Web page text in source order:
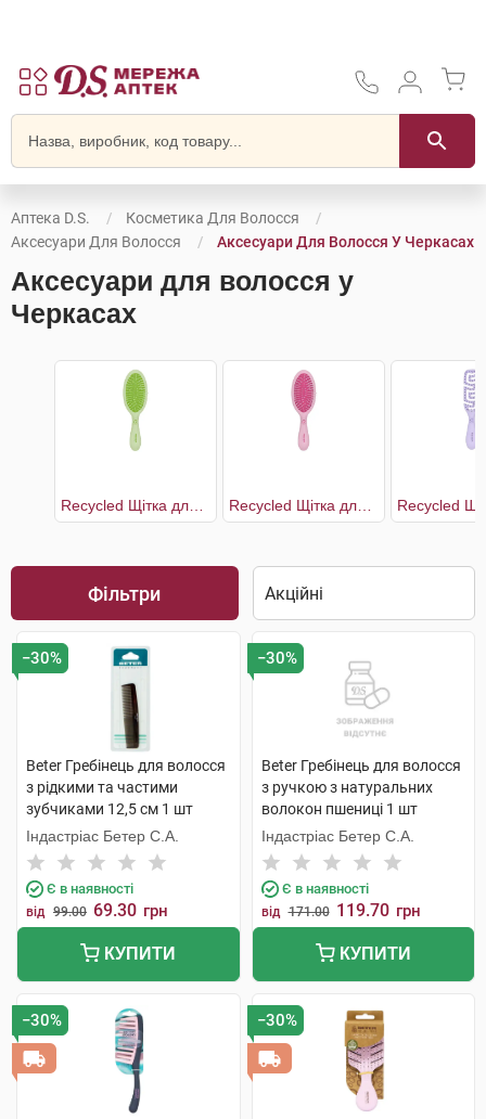
Аптека D.S.
Косметика Для Волосся
Аксесуари Для Волосся
Аксесуари Для Волосся У Черкасах
Аксесуари для волосся у
Черкасах
Фільтри
−30%
Beter Гребінець для волосся
з рідкими та частими
зубчиками 12,5 см 1 шт
Індастріас Бетер С.А.
Є в наявності
від 99.00 69.30 грн
КУПИТИ
−30%
Beter Гребінець для волосся
з ручкою з натуральних
волокон пшениці 1 шт
Індастріас Бетер С.А.
Є в наявності
від 171.00 119.70 грн
КУПИТИ
−30% −30%